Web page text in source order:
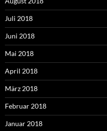
Juli 2018
Juni 2018
Mai 2018
April 2018
März 2018
Februar 2018
Januar 2018